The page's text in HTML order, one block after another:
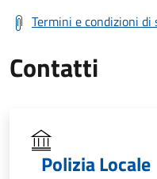
Termini e condizioni di
Contatti
Polizia Locale